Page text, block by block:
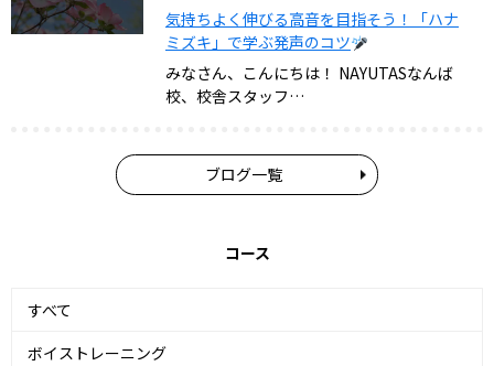
気持ちよく伸びる高音を目指そう！「ハナ
ミズキ」で学ぶ発声のコツ
みなさん、こんにちは！ NAYUTASなんば
校、校舎スタッフ…
ブログ一覧
コース
すべて
ボイストレーニング